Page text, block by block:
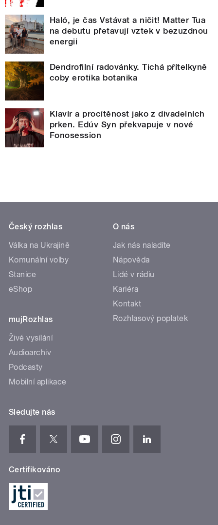
Haló, je čas Vstávat a ničit! Matter Tua
na debutu přetavují vztek v bezuzdnou
energii
Dendrofilní radovánky. Tichá přítelkyně
coby erotika botanika
Klavír a procítěnost jako z divadelních
prken. Edúv Syn překvapuje v nové
Fonosession
Český rozhlas
Válka na Ukrajině
Komunální volby
Stanice
eShop
mujRozhlas
Živé vysílání
Audioarchiv
Podcasty
Mobilní aplikace
O nás
Jak nás naladíte
Nápověda
Lidé v rádiu
Kariéra
Kontakt
Rozhlasový poplatek
Sledujte nás
Certifikováno